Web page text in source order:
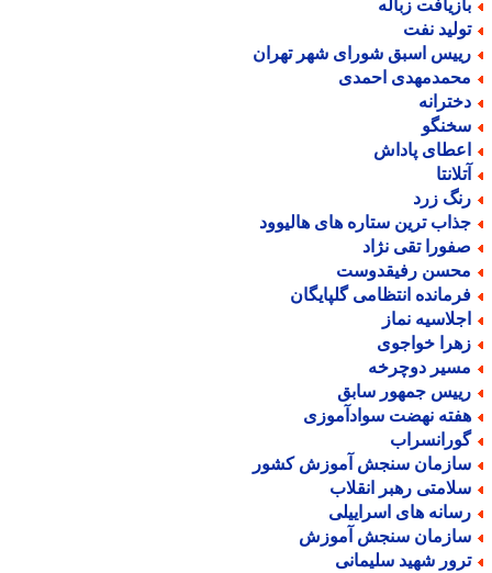
زباله
نفت
اسبق شورای شهر تهران
احمدی
پاداش
زرد
ترین ستاره های هالیوود
تقی نژاد
رفیقدوست
انتظامی گلپایگان
نماز
خواجوی
دوچرخه
جمهور سابق
نهضت سوادآموزی
سنجش آموزش کشور
رهبر انقلاب
های اسراییلی
سنجش آموزش
شهید سلیمانی